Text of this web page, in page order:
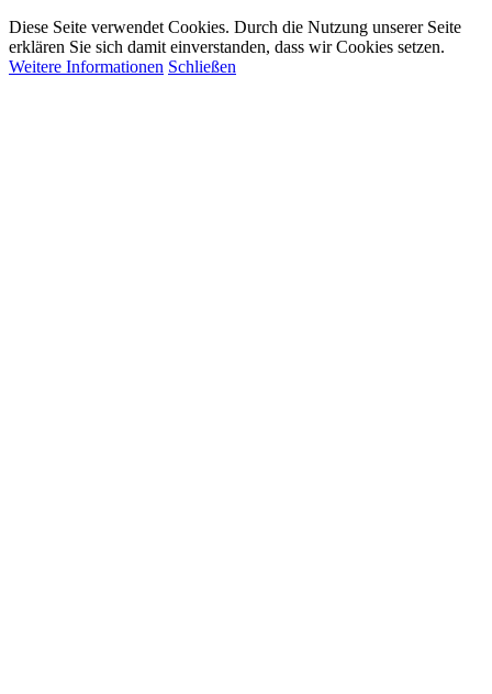
Diese Seite verwendet Cookies. Durch die Nutzung unserer Seite
erklären Sie sich damit einverstanden, dass wir Cookies setzen.
Weitere Informationen Schließen